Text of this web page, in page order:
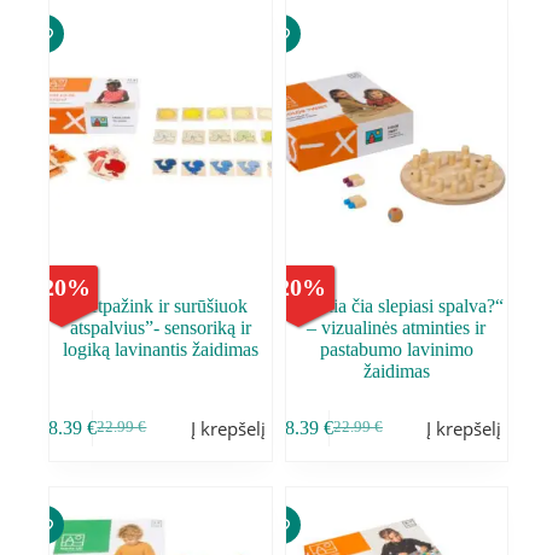
20%
,,Atpažink ir surūšiuok
atspalvius”- sensoriką ir
logiką lavinantis žaidimas
22.99€
18.39€ Į krepšelį
20%
,,Kokia čia slepiasi spalva?“
– vizualinės atminties ir
pastabumo lavinimo
žaidimas
22.99€
18.39 € Į krepšelį